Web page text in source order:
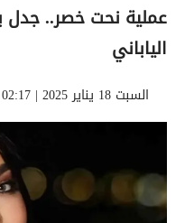
عملية نحت خصر.. جدل
الياباني
السبت 18 يناير 2025 | 02:17 صباحاً